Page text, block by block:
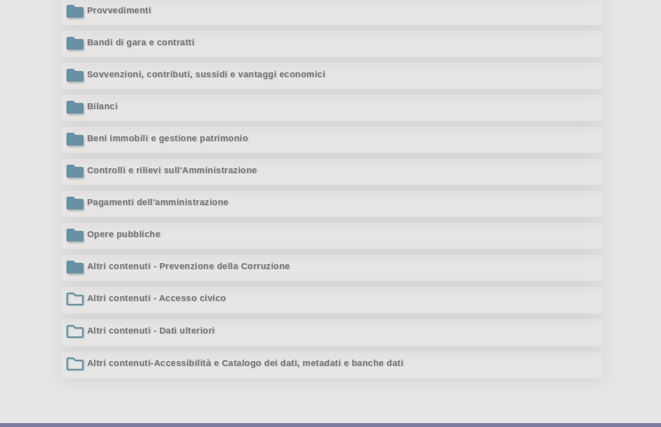
Provvedimenti
Bandi di gara e contratti
Sovvenzioni, contributi, sussidi e vantaggi economici
Bilanci
Beni immobili e gestione patrimonio
Controlli e rilievi sull'Amministrazione
Pagamenti dell'amministrazione
Opere pubbliche
Altri contenuti - Prevenzione della Corruzione
Altri contenuti - Accesso civico
Altri contenuti - Dati ulteriori
Altri contenuti-Accessibilità e Catalogo dei dati, metadati e banche dati